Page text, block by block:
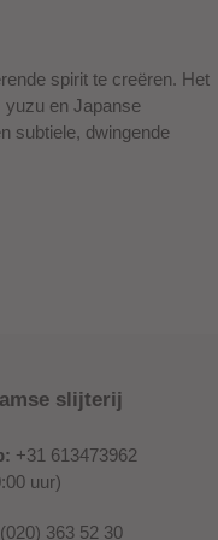
spirit te creëren. Het
yuzu en Japanse
subtiele, dwingende
slijterij
+31 613473962
uur)
(020) 363 52 30